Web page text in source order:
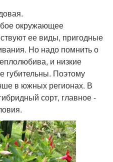
окружающее
ее виды, пригодные
Но надо помнить о
и низкие
губительны. Поэтому
в южных регионах. В
сорт, главное -